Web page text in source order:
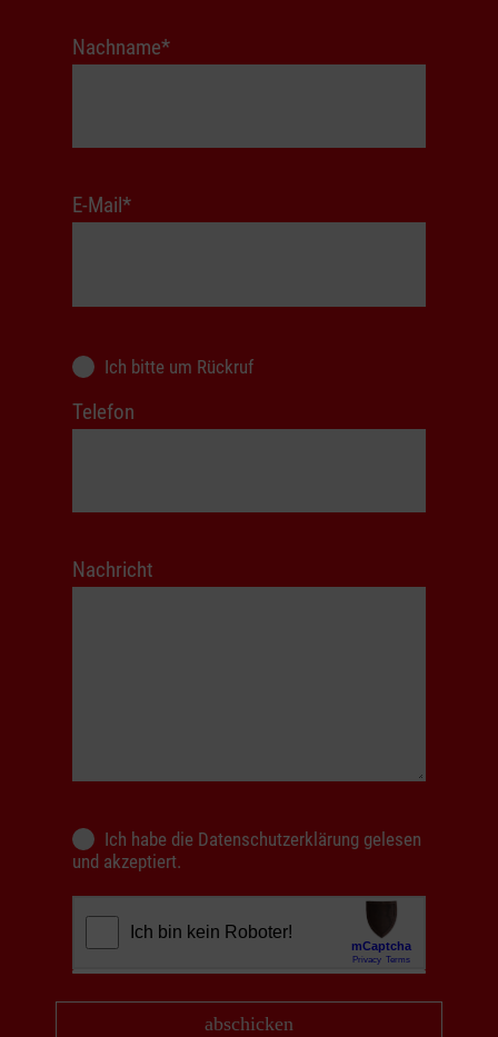
Nachname*
E-Mail*
Ich bitte um Rückruf
Telefon
Nachricht
Ich habe die Datenschutzerklärung gelesen
und akzeptiert.